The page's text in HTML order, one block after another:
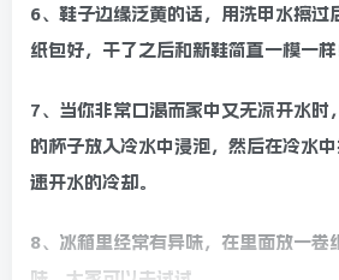
6、鞋子边缘泛黄的话，用洗甲水擦过
纸包好，干了之后和新鞋简直一模一
7、当你非常口渴而家中又无凉开水时
的杯子放入冷水中浸泡，然后在冷水
速开水的冷却。
8、冰箱里经常有异味，在里面放一卷